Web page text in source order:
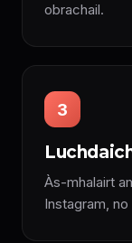
obrachail.
3
Às-mhalairt
Instagram, no